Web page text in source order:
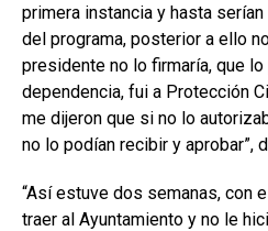
primera instancia y hasta
del programa, posterior a ello
presidente no lo firmaría, que
dependencia, fui a Protección
me dijeron que si no lo
no lo podían recibir y aprobar”,
“Así estuve dos semanas, con
traer al Ayuntamiento y no le